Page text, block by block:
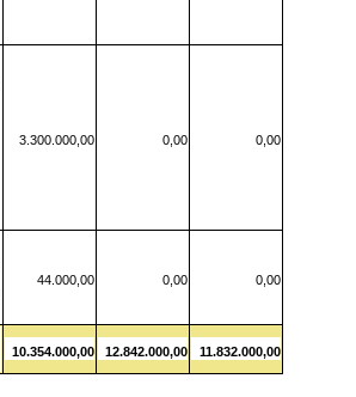
3.300.000,00 0,00 0,00
44.000,00 0,00 0,00
10.354.000,00 12.842.000,00 11.832.000,00